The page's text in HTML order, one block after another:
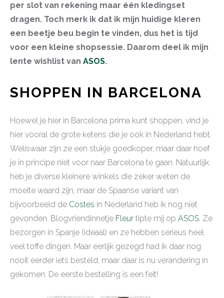
per slot van rekening maar één kledingset
dragen. Toch merk ik dat ik mijn huidige kleren
een beetje beu begin te vinden, dus het is tijd
voor een kleine shopsessie. Daarom deel ik mijn
lente wishlist van ASOS.
SHOPPEN IN BARCELONA
Hoewel je hier in Barcelona prima kunt shoppen, vind je
hier vooral de grote ketens die je ook in Nederland hebt.
Weliswaar zijn ze een stukje goedkoper, maar daar hoef
je in principe niet voor naar Barcelona te gaan. Natuurlijk
heb je diverse kleinere winkels die zeker weten de
moeite waard zijn, maar de Spaanse variant van
bijvoorbeeld de Costes in Nederland heb ik nog niet
gevonden. Blogvriendinnetje Fleur tipte mij op ASOS. Ze
bezorgen in Spanje (ideaal) en ze hebben serieus heel
veel toffe dingen. Maar eerlijk gezegd had ik daar nog
nooit eerder iets besteld, maar daar is nu verandering in
gekomen. De eerste bestelling is een feit!